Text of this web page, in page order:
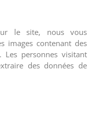
le site, nous vous
images contenant des
Les personnes visitant
des données de